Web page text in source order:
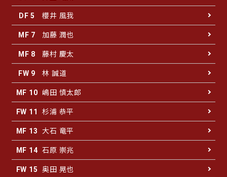
DF 5 櫻井 風我
MF 7 加藤 潤也
MF 8 藤村 慶太
FW 9 林 誠道
MF 10 嶋田 慎太郎
FW 11 杉浦 恭平
MF 13 大石 竜平
MF 14 石原 崇兆
FW 15 奥田 晃也